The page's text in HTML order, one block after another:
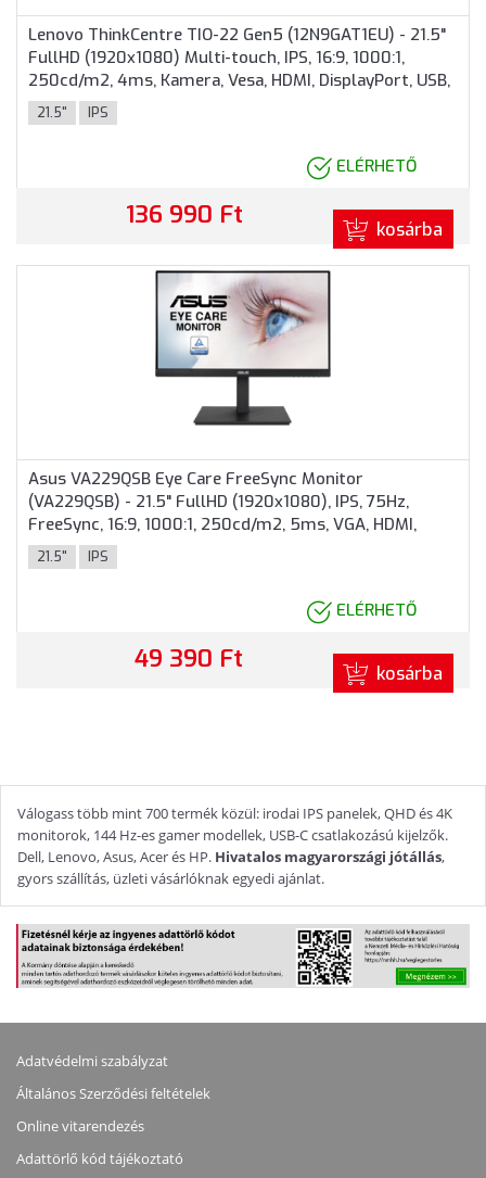
Lenovo ThinkCentre TIO-22 Gen5 (12N9GAT1EU) - 21.5"
FullHD (1920x1080) Multi-touch, IPS, 16:9, 1000:1,
250cd/m2, 4ms, Kamera, Vesa, HDMI, DisplayPort, USB,
3 év garancia, Fekete színben
21.5" IPS
ELÉRHETŐ
136 990 Ft kosárba
Asus VA229QSB Eye Care FreeSync Monitor
(VA229QSB) - 21.5" FullHD (1920x1080), IPS, 75Hz,
FreeSync, 16:9, 1000:1, 250cd/m2, 5ms, VGA, HDMI,
DisplayPort, USB Type-A, 3 év garancia, Fekete színben
21.5" IPS
ELÉRHETŐ
49 390 Ft kosárba
Válogass több mint 700 termék közül: irodai IPS panelek, QHD és 4K
monitorok, 144 Hz-es gamer modellek, USB-C csatlakozású kijelzők.
Dell, Lenovo, Asus, Acer és HP. Hivatalos magyarországi jótállás,
gyors szállítás, üzleti vásárlóknak egyedi ajánlat.
Adatvédelmi szabályzat
Általános Szerződési feltételek
Online vitarendezés
Adattörlő kód tájékoztató